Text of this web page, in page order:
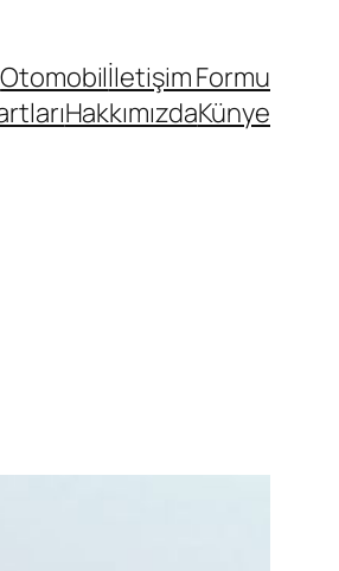
Otomobilİletişim Formu
HakkımızdaKünye